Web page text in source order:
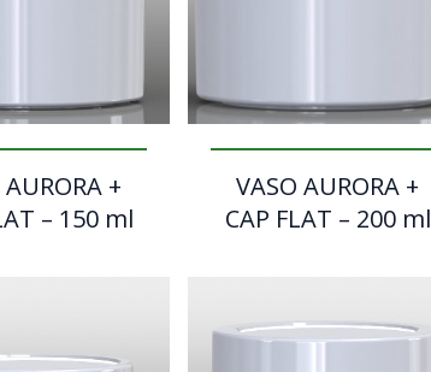
+
– 150 ml
VASO AURORA +
CAP FLAT – 200 ml